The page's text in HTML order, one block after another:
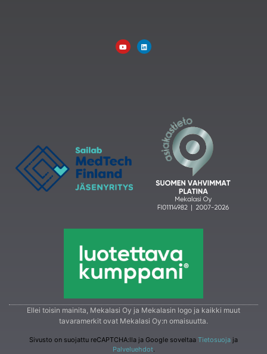
Ellei toisin mainita, Mekalasi Oy ja Mekalasin logo ja kaikki muut
tavaramerkit ovat Mekalasi Oy:n omaisuutta.
Sivusto on suojattu reCAPTCHA:lla ja Google soveltaa Tietosuoja ja
Palveluehdot.